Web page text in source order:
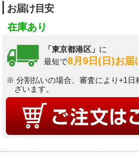
お届け目安
在庫あり
「東京都港区」 に
最短で8月9日(日)お届
※ 分割払いの場合、審査により+1日
ざいます。